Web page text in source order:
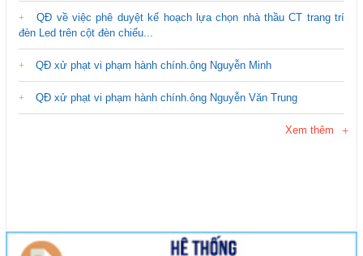
QĐ về việc phê duyệt kế hoạch lựa chọn nhà thầu CT trang trí
đèn Led trên cột đèn chiếu...
QĐ xử phạt vi phạm hành chính.ông Nguyễn Minh
QĐ xử phạt vi phạm hành chính.ông Nguyễn Văn Trung
Xem thêm